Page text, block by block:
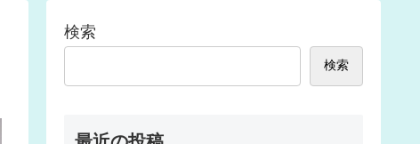
検索
検索